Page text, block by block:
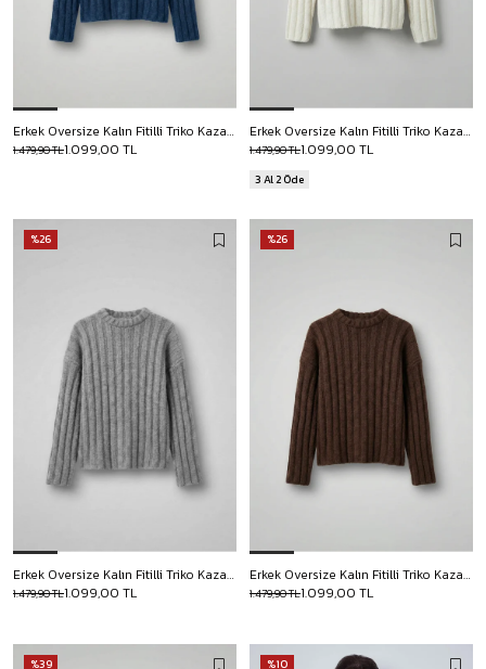
Erkek Oversize Kalın Fitilli Triko Kazak Indigo
1.099,00 TL
1.479,90 TL
Erkek Oversize Kalın Fitilli Triko Kazak Ekru
1.099,00 TL
1.479,90 TL
3 Al 2 Öde
%26
Erkek Oversize Kalın Fitilli Triko Kazak Gri
1.099,00 TL
1.479,90 TL
%26
Erkek Oversize Kalın Fitilli Triko Kazak Kahve
1.099,00 TL
1.479,90 TL
%39 %10